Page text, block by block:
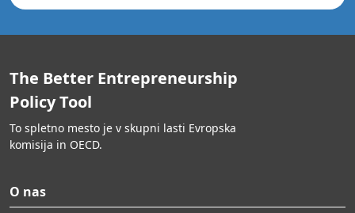
The Better Entrepreneurship
Policy Tool
To spletno mesto je v skupni lasti Evropska
komisija in OECD.
O nas